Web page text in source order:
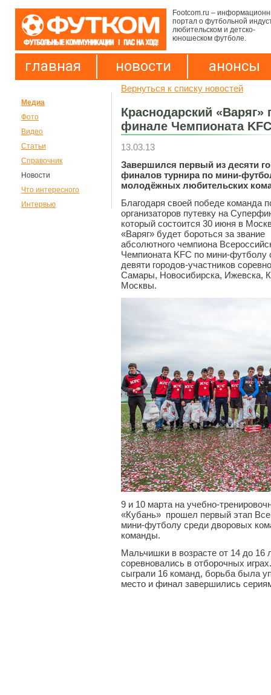
Footcom.ru –
портал о футбольной
любительском и детско-
юношеском футболе.
главная новости анонсы
Медиа
Фото
Видео
Статьи
Справочник
Новости
Что интересного
Интервью
Вернуться к списку новостей
Краснодарский
финале Чемпионата KFC
13.03.13
Завершился первый из десяти
финалов турнира по мини-
молодёжных любительских
Благодаря своей победе команда
организаторов путевку на
который состоится 30 июня в
«Варяг» будет бороться за звание
абсолютного чемпиона
Чемпионата KFC по мини-
девяти городов-участников
Самары, Новосибирска, Ижевска,
Москвы.
9 и 10 марта на учебно-
«Кубань» прошел первый этап
мини-футболу среди дворовых
команды.
Мальчишки в возрасте от 14 до 16
соревновались в отборочных
сыграли 16 команд, борьба была
место и финал завершились